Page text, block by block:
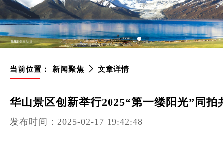
当前位置： 新闻聚焦 文章详情
华山景区创新举行2025“第一缕阳光”同拍
发布时间：2025-02-17 19:42:48